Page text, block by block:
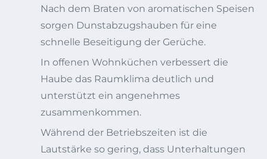
Nach dem Braten von aromatischen Speisen
sorgen Dunstabzugshauben für eine
schnelle Beseitigung der Gerüche.
In offenen Wohnküchen verbessert die
Haube das Raumklima deutlich und
unterstützt ein angenehmes
zusammenkommen.
Während der Betriebszeiten ist die
Lautstärke so gering, dass Unterhaltungen